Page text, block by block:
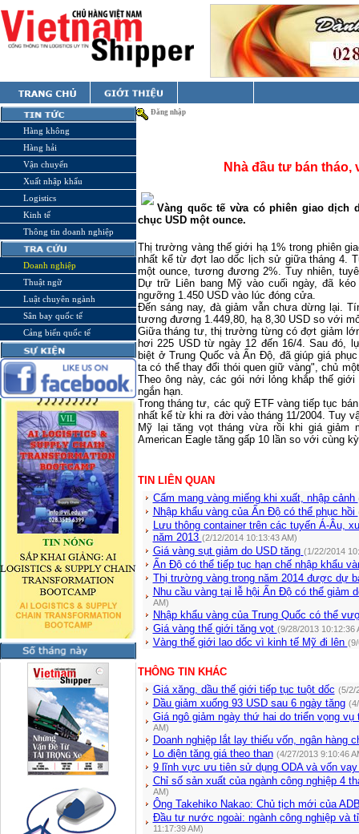
Hàng không
Hàng hải
Vận chuyển
Xuất nhập khẩu
Logistics
Kinh tế
Thông tin doanh nghiệp
Doanh nghiệp
Thuật ngữ
Luật chuyên ngành
Sân bay quốc tế
Cảng biển quốc tế
Đăng nhập
Nhà đầu tư bán tháo,
Vàng quốc tế vừa có phiên giao dịch
chục USD một ounce.
Thị trường vàng thế giới hạ 1% trong phiên
nhất kể từ đợt lao dốc lịch sử giữa tháng 4.
một ounce, tương đương 2%. Tuy nhiên,
Dự trữ Liên bang Mỹ vào cuối ngày, đã
ngưỡng 1.450 USD vào lúc đóng cửa.
Đến sáng nay, đà giảm vẫn chưa dừng lại.
tương đương 1.449,80, hạ 8,30 USD so với
Giữa tháng tư, thị trường từng có đợt giảm
hơi 225 USD từ ngày 12 đến 16/4. Sau đó,
biệt ở Trung Quốc và Ấn Độ, đã giúp giá
ta có thể thay đổi thói quen giữ vàng", chủ
Theo ông này, các gói nới lỏng khắp thế
ngắn hạn.
Trong tháng tư, các quỹ ETF vàng tiếp tục
nhất kể từ khi ra đời vào tháng 11/2004. Tuy
Mỹ lại tăng vọt tháng vừa rồi khi giá giảm
American Eagle tăng gấp 10 lần so với cùng
TIN LIÊN QUAN
Cấm mang vàng miếng khi xuất, nhập cảnh
Nhập khẩu vàng của Ấn Độ có thể phục hồi
Lưu thông container trên các tuyến Á-Âu,
năm 2013 (2/12/2014 10:13:43 AM)
Giá vàng sụt giảm do USD tăng (1/22/2014
Ấn Độ có thể tiếp tục hạn chế nhập khẩu
Thị trường vàng trong năm 2014 được dự
Nhu cầu vàng tại lễ hội Ấn Độ có thể giảm
AM)
Nhập khẩu vàng của Trung Quốc có thể
Giá vàng thế giới tăng vọt (9/28/2013 10:12:36
Vàng thế giới lao dốc vì kinh tế Mỹ đi lên
THÔNG TIN KHÁC
Giá xăng, dầu thế giới tiếp tục tuột dốc (5/2/
Dầu giảm xuống 93 USD sau 6 ngày tăng
Giá ngô giảm ngày thứ hai do triển vọng vụ
AM)
Doanh nghiệp lắt lay thiếu vốn, ngân hàng
Lo điện tăng giá theo than (4/27/2013 9:10:46
9 lĩnh vực ưu tiên sử dụng ODA và vốn
Chỉ số sản xuất của ngành công nghiệp 4
AM)
Ông Takehiko Nakao: Chủ tịch mới của
Đầu tư nước ngoài: ngành công nghiệp và
11:17:39 AM)